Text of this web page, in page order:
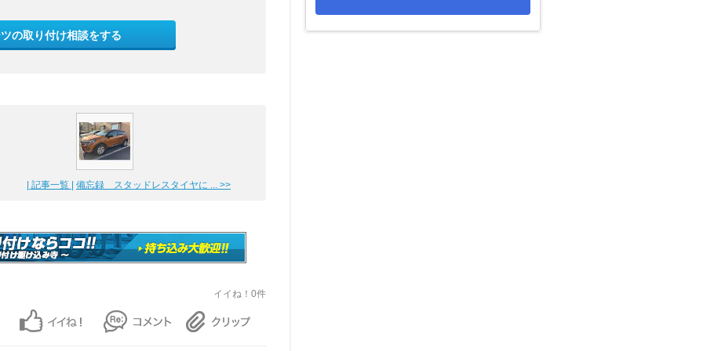
の取り付け相談をする
| 記事一覧 | 備忘録 スタッドレスタイヤに ... >>
イイね！0件